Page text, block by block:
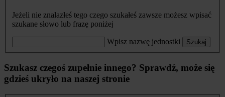
Jeżeli nie znalazłeś tego czego szukałeś zawsze możesz wpisać
szukane słowo lub frazę poniżej
Wpisz nazwę jednostki Szukaj
Szukasz czegoś zupełnie innego? Sprawdź, może się
gdzieś ukryło na naszej stronie